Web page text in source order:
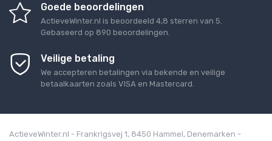
Goede beoordelingen
ActieveWinter.nl is beoordeeld 4,8 sterren van 5
Gebaseerd op 890 beoordelingen.
Veilige betaling
We accepteren betalingen via bekende en veilige
betaalkaarten zoals VISA en Mastercard.
ActieveWinter.nl - Frankrigsvej 1, 8450 Hammel, Denemarken -